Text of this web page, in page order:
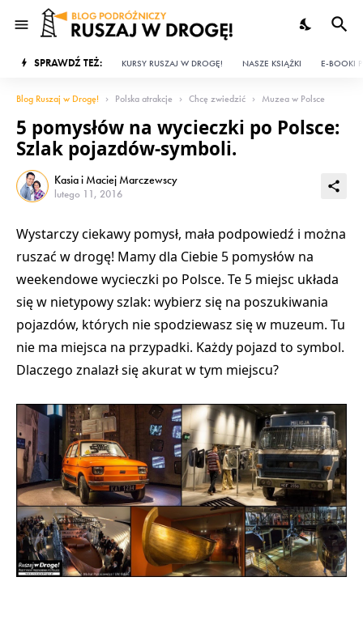
SPRAWDŹ TEŻ: KURSY RUSZAJ W DROGĘ! NASZE KSIĄŻKI E-BOOKI
Blog Ruszaj w Drogę! Polska atrakcje Chcę zwiedzić Muzea w Polsce
5 pomysłów na wycieczki po Polsce:
Szlak pojazdów-symboli.
Kasia i Maciej Marczewscy
lutego 11, 2016
Wystarczy ciekawy pomysł, mała podpowiedź i można
ruszać w drogę! Mamy dla Ciebie 5 pomysłów na
weekendowe wycieczki po Polsce. Te 5 miejsc układa
się w nietypowy szlak: wybierz się na poszukiwania
pojazdów, których nie spodziewasz się w muzeum. Tu
nie ma miejsca na przypadki. Każdy pojazd to symbol.
Dlaczego znalazł się akurat w tym miejscu?